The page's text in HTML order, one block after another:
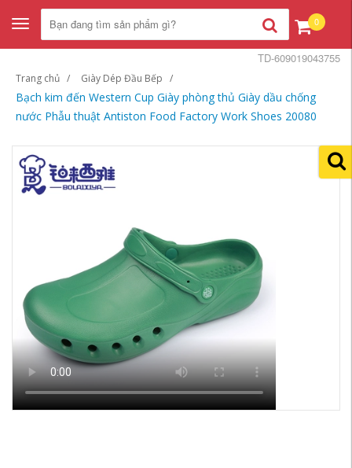
Toggle
navigation
0
Trang chủ Giày Dép Đầu Bếp
Bạch kim đến Western Cup Giày phòng thủ Giày dầu chống
nước Phẫu thuật Antiston Food Factory Work Shoes 20080
TD-609019043755